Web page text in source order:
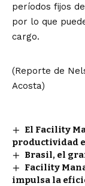
períodos fijos
por lo que
cargo.
(Reporte de
Acosta)
El Facility
productividad
Brasil, el
Facility
impulsa la